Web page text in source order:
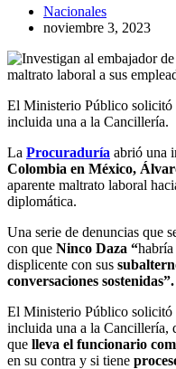
Nacionales
noviembre 3, 2023
El Ministerio Público solicitó
incluida una a la Cancillería.
La Procuraduría abrió una
Colombia en México,
aparente maltrato laboral
diplomática.
Una serie de denuncias que
con que Ninco Daza “
displicente con sus
conversaciones sostenidas”.
El Ministerio Público solicitó
incluida una a la Cancillería,
que lleva el funcionario
en su contra y si tiene